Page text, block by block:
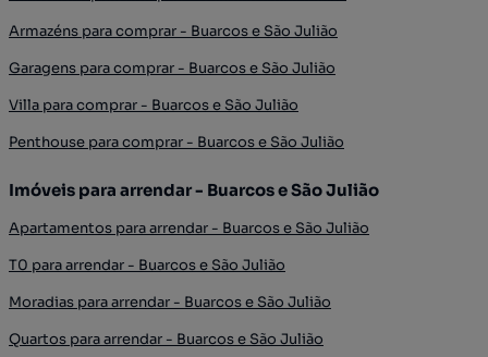
Armazéns para comprar - Buarcos e São Julião
Garagens para comprar - Buarcos e São Julião
Villa para comprar - Buarcos e São Julião
Penthouse para comprar - Buarcos e São Julião
Imóveis para arrendar - Buarcos e São Julião
Apartamentos para arrendar - Buarcos e São Julião
T0 para arrendar - Buarcos e São Julião
Moradias para arrendar - Buarcos e São Julião
Quartos para arrendar - Buarcos e São Julião